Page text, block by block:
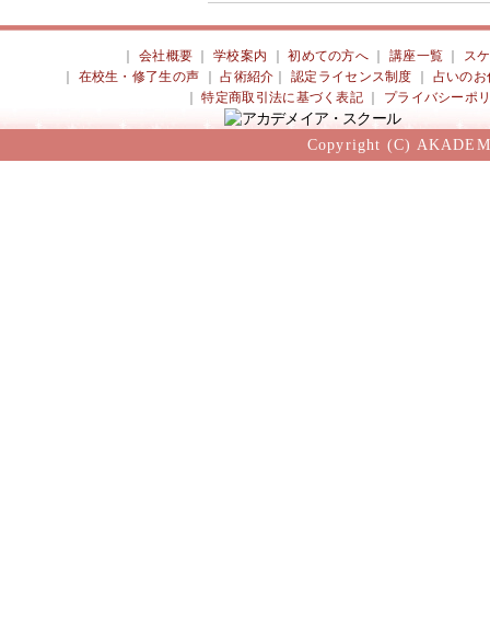
会社概要 ｜学校案内 ｜初めての方へ 講座一覧
ス
在校生・修了生の声 ｜占術紹介 ｜認定ライセンス制度
占いのお
｜特定商取引法に基づく表記 プライバシーポ
Copyright (C)